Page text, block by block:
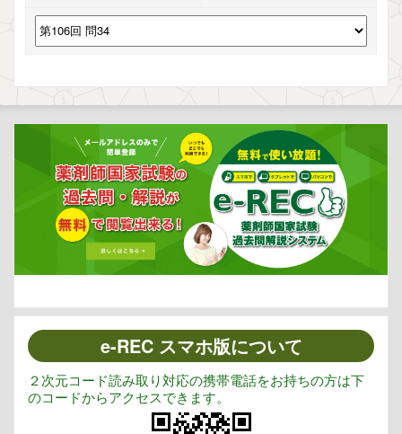
e-REC スマホ版について
２次元コード読み取り対応の携帯電話をお持ちの方は下
のコードからアクセスできます。